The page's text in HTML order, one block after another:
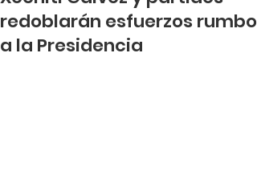
redoblarán esfuerzos rumbo
a la Presidencia